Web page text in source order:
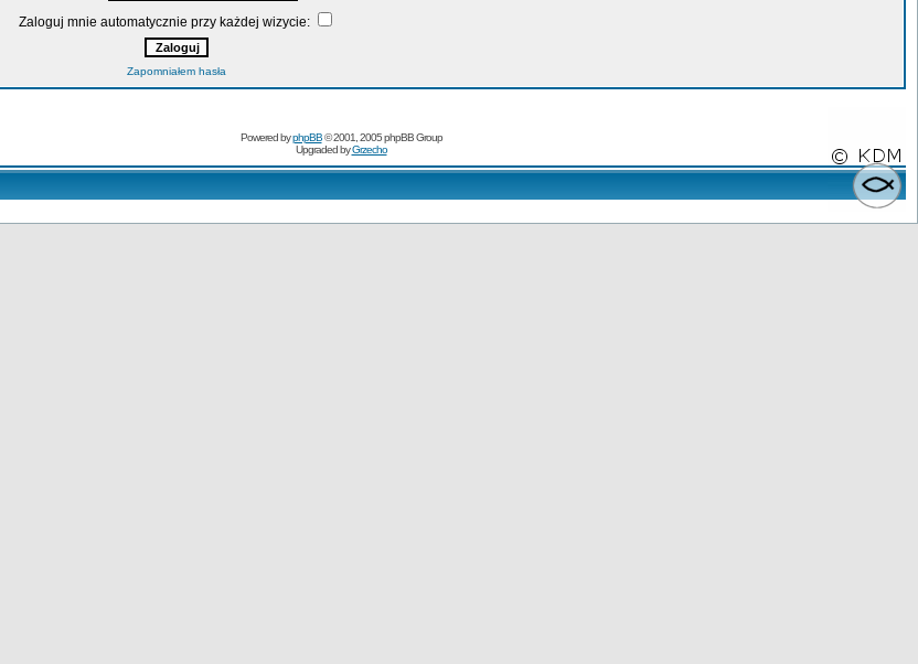
Zaloguj mnie automatycznie przy każdej wizycie:
Zapomniałem hasła
Powered byphpBB© 2001, 2005 phpBB Group
Upgraded byGrzecho